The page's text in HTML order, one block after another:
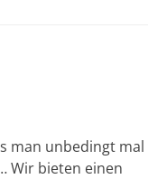
man unbedingt mal
Wir bieten einen